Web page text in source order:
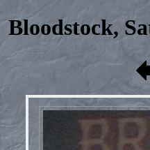
Bloodstock,